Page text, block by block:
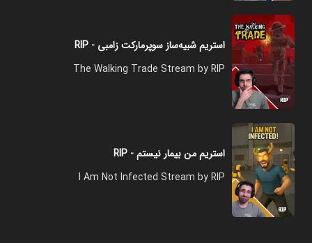
استریم شبیه‌ساز سوپرمارکت زامبی - RIP
The Walking Trade Stream by RIP
استریم من بیمار نیستم - RIP
I Am Not Infected Stream by RIP